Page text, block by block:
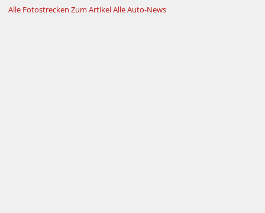
Alle Fotostrecken Zum ArtikelAlle Auto-News